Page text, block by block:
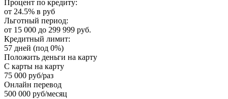
Процент по кредиту:
от 24.5% в руб
Льготный период:
от 15 000 до 299 999 руб.
Кредитный лимит:
57 дней (под 0%)
Положить деньги на карту
С карты на карту
75 000 руб/раз
Онлайн перевод
500 000 руб/месяц